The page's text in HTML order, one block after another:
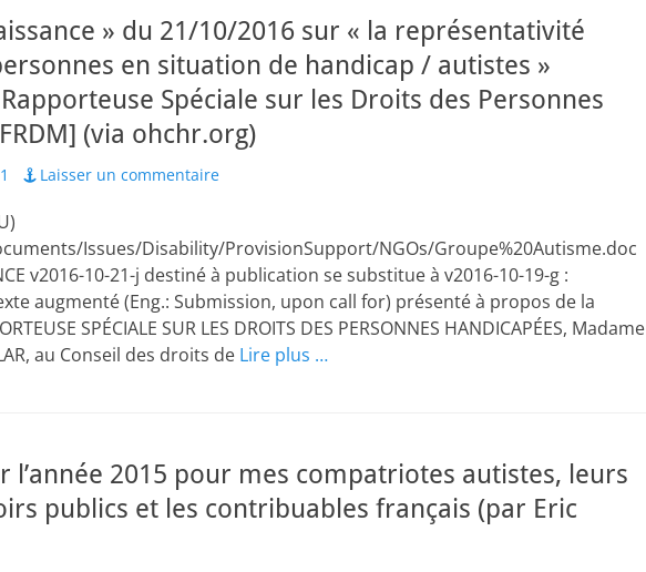
» du 21/10/2016 sur « la représentativité
en situation de handicap / autistes »
Spéciale sur les Droits des Personnes
(via ohchr.org)
Laisser un commentaire
Issues/Disability/ProvisionSupport/NGOs/Groupe%20Autisme.doc
v2016-10-21-j destiné à publication se substitue à v2016-10-19-g :
augmenté (Eng.: Submission, upon call for) présenté à propos de la
SPÉCIALE SUR LES DROITS DES PERSONNES HANDICAPÉES, Madame
au Conseil des droits de Lire plus …
l’année 2015 pour mes compatriotes autistes, leurs
publics et les contribuables français (par Eric